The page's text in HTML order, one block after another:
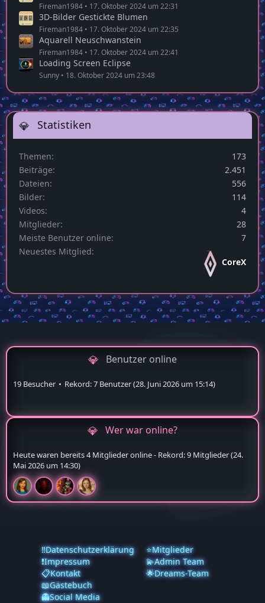
Fireman1984 17. Oktober 2024 um 22:31
3D-Bilder Gestickte Blumen
Fireman1984 17. Oktober 2024 um 22:35
Aquarell Neuschwanstein
Fireman1984 17. Oktober 2024 um 22:41
Loading Screen Eclipse
Sunny 18. Oktober 2024 um 23:48
Statistiken
Themen
173
Beiträge
2.451
Dateien
556
Bilder
114
Videos
4
Mitglieder
28
Meiste Benutzer online
7
Neuestes Mitglied
CoreX
Benutzer online
19 Besucher Rekord: 7 Benutzer (28. Juni 2026 um 15:14)
Wer war online?
Heute waren bereits 4 Mitglieder online - Rekord: 9 Mitglieder (24.
Mai 2026 um 14:30)
‼️Datenschutzerklärung
❗️Impressum
📋Kontakt
📖Gästebuch
👻Social Media
⭐Mitglieder
💫Admin Team
🌟Dreams-Team